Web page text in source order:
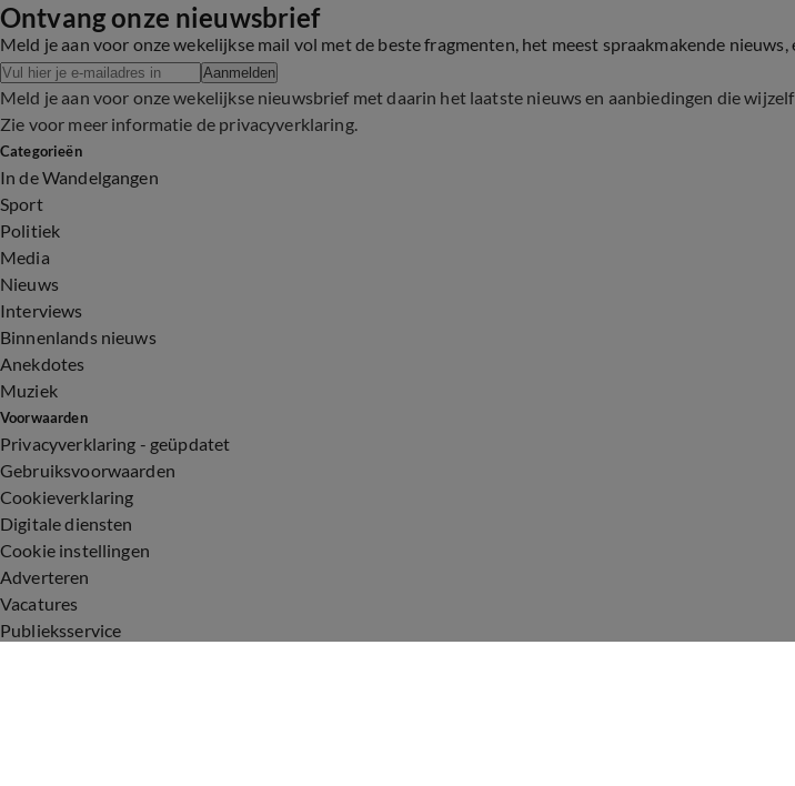
Ontvang onze nieuwsbrief
Meld je aan voor onze wekelijkse mail vol met de beste fragmenten, het meest spraakmakende nieuws,
Aanmelden
Meld je aan voor onze wekelijkse nieuwsbrief met daarin het laatste nieuws en aanbiedingen die
Zie voor meer informatie de privacyverklaring.
Categorieën
In de Wandelgangen
Sport
Politiek
Media
Nieuws
Interviews
Binnenlands nieuws
Anekdotes
Muziek
Voorwaarden
Privacyverklaring - geüpdatet
Gebruiksvoorwaarden
Cookieverklaring
Digitale diensten
Cookie instellingen
Adverteren
Vacatures
Publieksservice